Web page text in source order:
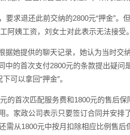
求退还此前交纳的2800元“押金”。
阿姨工资，刘女士对此表示无法接受。
她提供的聊天记录，她认为当时交
的首次支付2800元的条款提出疑问
可以拿回“押金”。
的首次匹配服务费和1800元的售后
家政公司表示只要签订合同并安排
从1800元中按月扣除相应比例售后